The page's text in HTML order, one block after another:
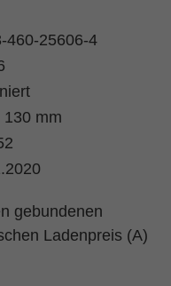
460-25606-4
130 mm
gebundenen
Ladenpreis (A)